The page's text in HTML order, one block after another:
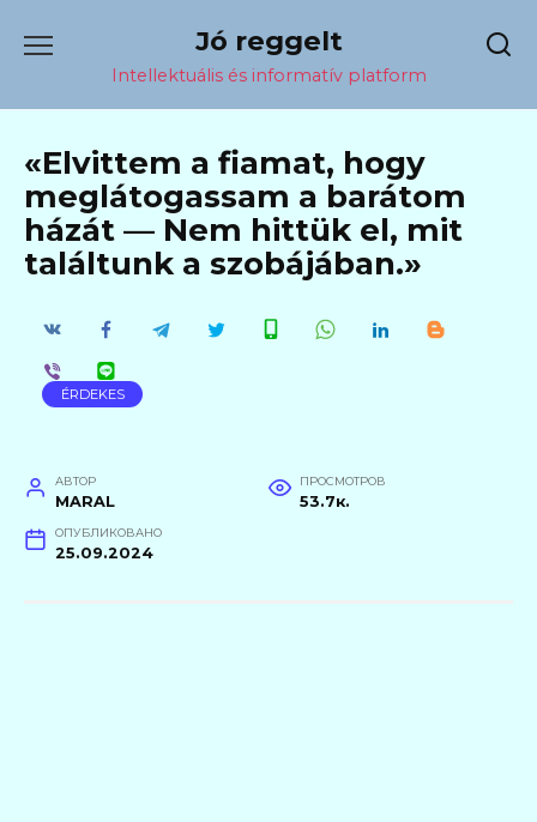
содержанию
Jó reggelt
Intellektuális és informatív platform
«Elvittem a fiamat, hogy
meglátogassam a barátom
házát — Nem hittük el, mit
találtunk a szobájában.»
ÉRDEKES
АВТОР
MARAL
ПРОСМОТРОВ
53.7к.
ОПУБЛИКОВАНО
25.09.2024